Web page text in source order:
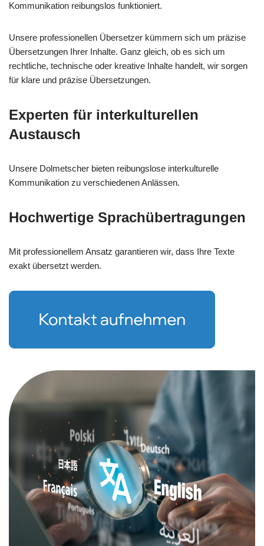
Kommunikation reibungslos funktioniert.
Unsere professionellen Übersetzer kümmern sich um präzise
Übersetzungen Ihrer Inhalte. Ganz gleich, ob es sich um
rechtliche, technische oder kreative Inhalte handelt, wir sorgen
für klare und präzise Übersetzungen.
Experten für interkulturellen
Austausch
Unsere Dolmetscher bieten reibungslose interkulturelle
Kommunikation zu verschiedenen Anlässen.
Hochwertige Sprachübertragungen
Mit professionellem Ansatz garantieren wir, dass Ihre Texte
exakt übersetzt werden.